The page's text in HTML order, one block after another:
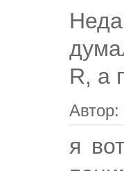
R, а
Автор:
я